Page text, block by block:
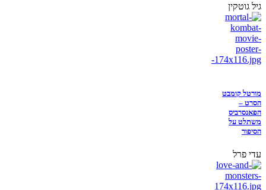
גיל גוטקין
מורטל קומבט
הסרט –
הפאנסרביס
משתלט על
הסיפור
עדי פרל